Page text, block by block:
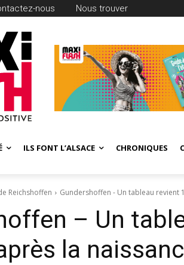
nous Nous trouver
ILS FONT L’ALSACE CHRONIQUES
Reichshoffen Gundershoffen - Un tableau revient
– Un
la